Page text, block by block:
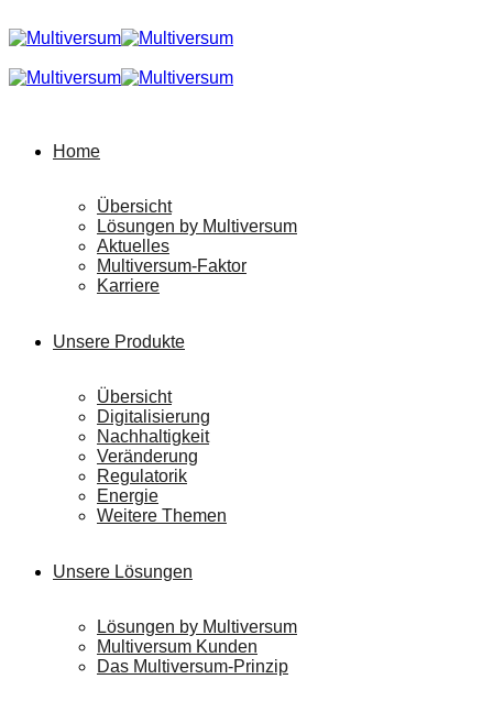
Home
Übersicht
Lösungen by Multiversum
Aktuelles
Multiversum-Faktor
Karriere
Unsere Produkte
Übersicht
Digitalisierung
Nachhaltigkeit
Veränderung
Regulatorik
Energie
Weitere Themen
Unsere Lösungen
Lösungen by Multiversum
Multiversum Kunden
Das Multiversum-Prinzip